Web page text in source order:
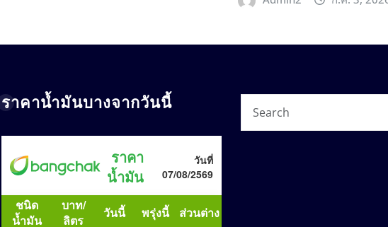
ราคาน้ำมันบางจากวันนี้